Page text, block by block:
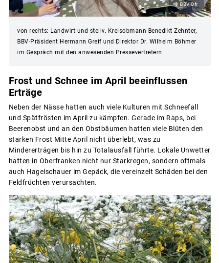
© BBV Ofr
von rechts: Landwirt und stellv. Kreisobmann Benedikt Zehnter,
BBV-Präsident Hermann Greif und Direktor Dr. Wilhelm Böhmer
im Gespräch mit den anwesenden Pressevertretern.
Frost und Schnee im April beeinflussen
Erträge
Neben der Nässe hatten auch viele Kulturen mit Schneefall
und Spätfrösten im April zu kämpfen. Gerade im Raps, bei
Beerenobst und an den Obstbäumen hatten viele Blüten den
starken Frost Mitte April nicht überlebt, was zu
Mindererträgen bis hin zu Totalausfall führte. Lokale Unwetter
hatten in Oberfranken nicht nur Starkregen, sondern oftmals
auch Hagelschauer im Gepäck, die vereinzelt Schäden bei den
Feldfrüchten verursachten.